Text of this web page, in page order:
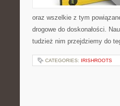
oraz wszelkie z tym
drogowe do doskonałości.
tudzież nim przejdziemy do
CATEGORIES: IRISHROOTS